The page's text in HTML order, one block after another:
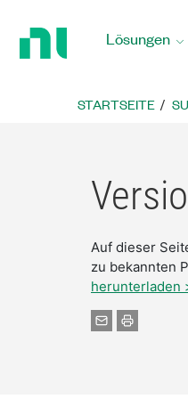
Startseite
Lösungen
STARTSEITE
Auf dieser
zu bekannten
herunterladen